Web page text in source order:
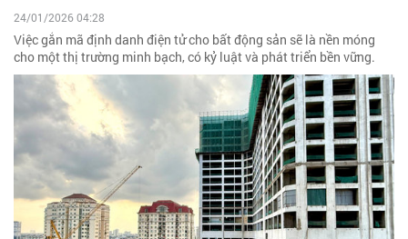
24/01/2026 04:28
Việc gắn mã định danh điện tử cho bất động sản sẽ là nền móng
cho một thị trường minh bạch, có kỷ luật và phát triển bền vững.